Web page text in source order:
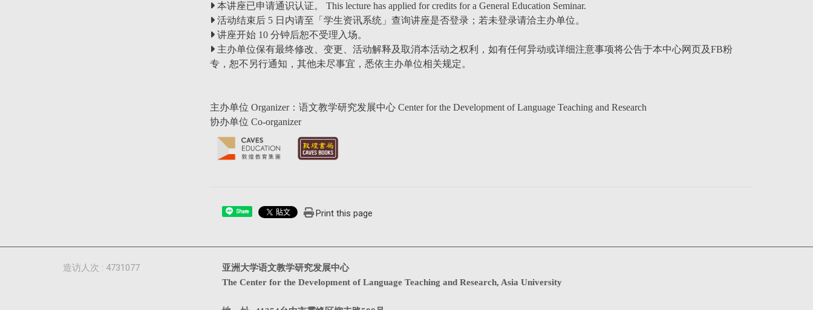
本讲座已申请通识认证。 This lecture has applied for credits for a General Education Seminar.
活动结束后 5 日内请至「学生资讯系统」查询讲座是否登录；若未登录请洽主办单位。
讲座开始 10 分钟后恕不受理入场。
主办单位保有最终修改、变更、活动解释及取消本活动之权利，如有任何异动或详细注意事项将公告于本中心网页及FB粉
专，恕不另行通知，其他未尽事宜，悉依主办单位相关规定。
主办单位 Organizer：语文教学研究发展中心 Center for the Development of Language Teaching and Research
协办单位 Co-organizer
Share Print this page
亚洲大学语文教学研究发展中心
The Center for the Development of Language Teaching and Research, Asia University
造访人次 : 4731077